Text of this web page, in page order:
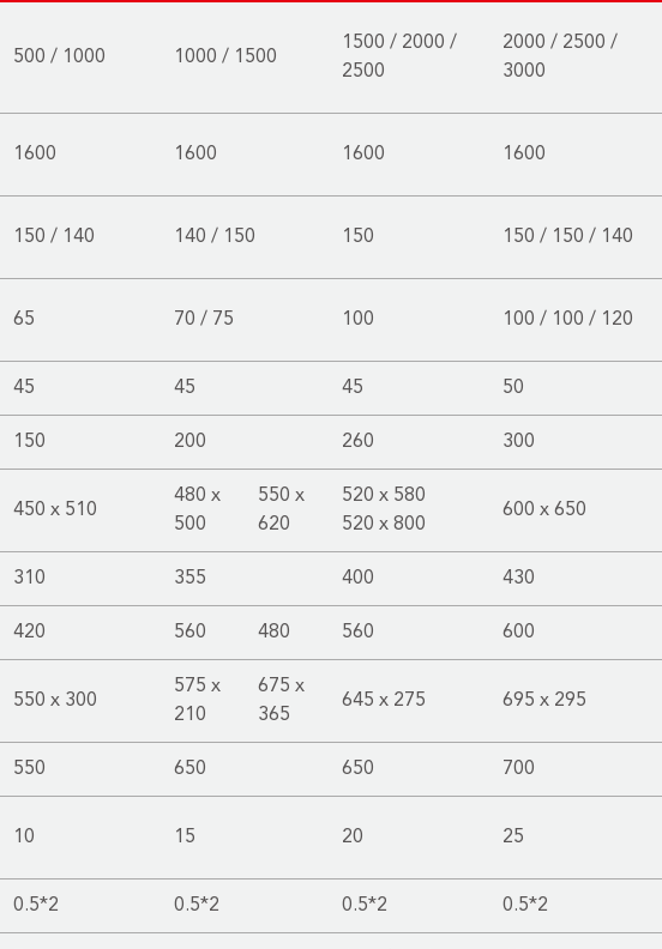
500 / 1000 1000 / 1500
1500 / 2000 /
2500
2000 / 2500 /
3000
1600 1600 1600 1600
150 / 140 140 / 150 150 150 / 150 / 140
65 70 / 75 100 100 / 100 / 120
45 45 45 50
150 200 260 300
450 x 510
480 x
500
550 x
620
520 x 580
520 x 800
600 x 650
310 355 400 430
420 560 480 560 600
550 x 300
575 x
210
675 x
365
645 x 275 695 x 295
550 650 650 700
10 15 20 25
0.5*2 0.5*2 0.5*2 0.5*2